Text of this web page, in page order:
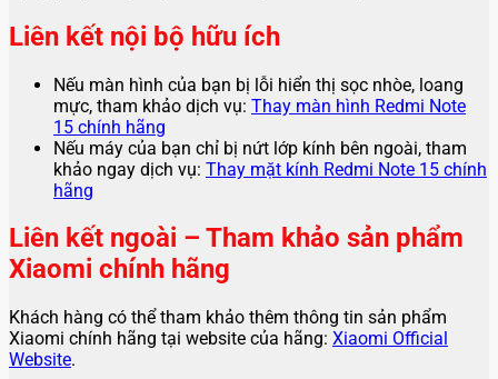
Liên kết nội bộ hữu ích
Nếu màn hình của bạn bị lỗi hiển thị sọc nhòe, loang
mực, tham khảo dịch vụ: Thay màn hình Redmi Note
15 chính hãng
Nếu máy của bạn chỉ bị nứt lớp kính bên ngoài, tham
khảo ngay dịch vụ: Thay mặt kính Redmi Note 15 chính
hãng
Liên kết ngoài – Tham khảo sản phẩm
Xiaomi chính hãng
Khách hàng có thể tham khảo thêm thông tin sản phẩm
Xiaomi chính hãng tại website của hãng: Xiaomi Official
Website.